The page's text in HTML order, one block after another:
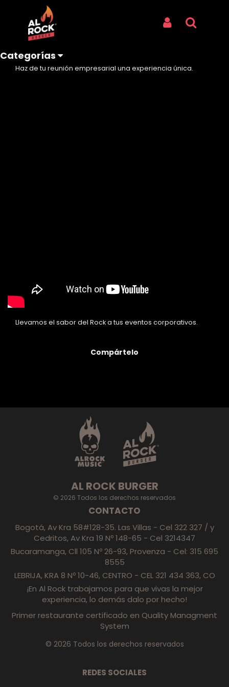
Categorías
NOSOTROS
CATERING PARA EVENTOS
COPORTAVITOS
Haz de tu reunión empresarial una experiencia única.
Llevamos el sabor del Rock a tus eventos corporativos.
Compártelo
AL ROCK BURGER
© 2026 Todos los derechos reservados
CONTACTO
Bogotá, Av Kra 58#128-35. Las Villas - Cel 322 327 / y
Cedritos, Av Kra 19 Nº 148-65 - Cel 3214347
Bucaramanga, Cll 105 Nº 26-93, Provenza - Cel: 315 695
8555
LEBRIJA, KRA 8 Nº 10-46, CENTRO - CEL 321 434 363, CO
¡En Al Rock trabajamos para que vivas la mejor
experiencia, lo demás dalo por hecho!
Primer restaurante certificado en Quality Managment
System
© 2026 Todos los derechos reservados
REDES SOCIALES